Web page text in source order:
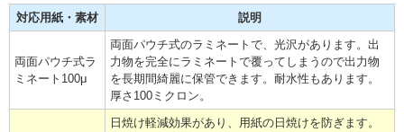
対応用紙・素材 説明
両面パウチ式ラ
ミネート100μ
両面パウチ式のラミネートで、光沢があります。出
力物を完全にラミネートで覆ってしまうので出力物
を長期間綺麗に保管できます。耐水性もあります。
厚さ100ミクロン。
日焼け軽減効果があり、用紙の日焼けを防ぎます。